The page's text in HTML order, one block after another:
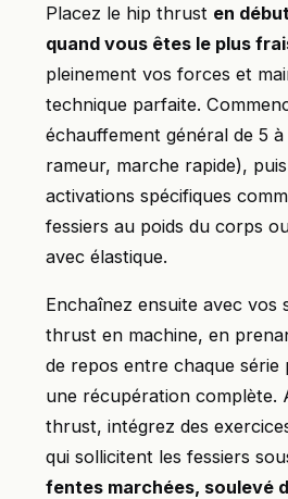
Placez le hip thrust en
quand vous êtes le plus
pleinement vos forces et
technique parfaite.
échauffement général de 5
rameur, marche rapide),
activations spécifiques
fessiers au poids du corps
avec élastique.
Enchaînez ensuite avec vos
thrust en machine, en
de repos entre chaque
une récupération complète.
thrust, intégrez des
qui sollicitent les fessiers
fentes marchées, soulevé